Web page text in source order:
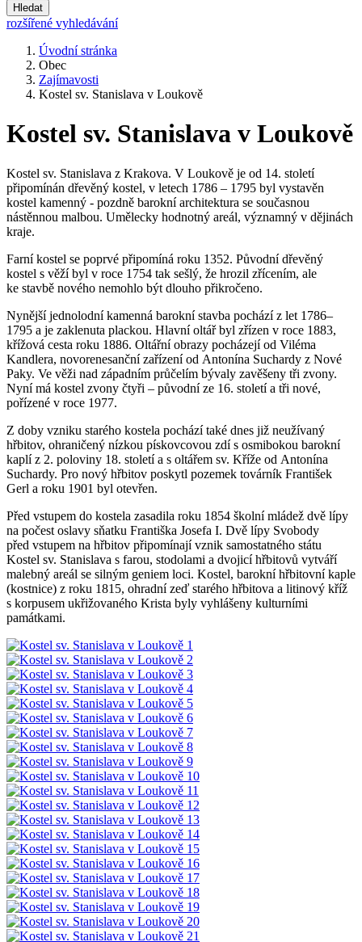
Hledat
rozšířené vyhledávání
Úvodní stránka
Obec
Zajímavosti
Kostel sv. Stanislava v Loukově
Kostel sv. Stanislava v Loukově
Kostel sv. Stanislava z Krakova. V Loukově je od 14. století
připomínán dřevěný kostel, v letech 1786 – 1795 byl vystavěn
kostel kamenný - pozdně barokní architektura se současnou
nástěnnou malbou. Umělecky hodnotný areál, významný v dějinách
kraje.
Farní kostel se poprvé připomíná roku 1352. Původní dřevěný
kostel s věží byl v roce 1754 tak sešlý, že hrozil zřícením, ale
ke stavbě nového nemohlo být dlouho přikročeno.
Nynější jednolodní kamenná barokní stavba pochází z let 1786–
1795 a je zaklenuta plackou. Hlavní oltář byl zřízen v roce 1883,
křížová cesta roku 1886. Oltářní obrazy pocházejí od Viléma
Kandlera, novorenesanční zařízení od Antonína Suchardy z Nové
Paky. Ve věži nad západním průčelím bývaly zavěšeny tři zvony.
Nyní má kostel zvony čtyři – původní ze 16. století a tři nové,
pořízené v roce 1977.
Z doby vzniku starého kostela pochází také dnes již neužívaný
hřbitov, ohraničený nízkou pískovcovou zdí s osmibokou barokní
kaplí z 2. poloviny 18. století a s oltářem sv. Kříže od Antonína
Suchardy. Pro nový hřbitov poskytl pozemek továrník František
Gerl a roku 1901 byl otevřen.
Před vstupem do kostela zasadila roku 1854 školní mládež dvě lípy
na počest oslavy sňatku Františka Josefa I. Dvě lípy Svobody
před vstupem na hřbitov připomínají vznik samostatného státu
Kostel sv. Stanislava s farou, stodolami a dvojicí hřbitovů vytváří
malebný areál se silným geniem loci. Kostel, barokní hřbitovní kaple
(kostnice) z roku 1815, ohradní zeď starého hřbitova a litinový kříž
s korpusem ukřižovaného Krista byly vyhlášeny kulturními
památkami.